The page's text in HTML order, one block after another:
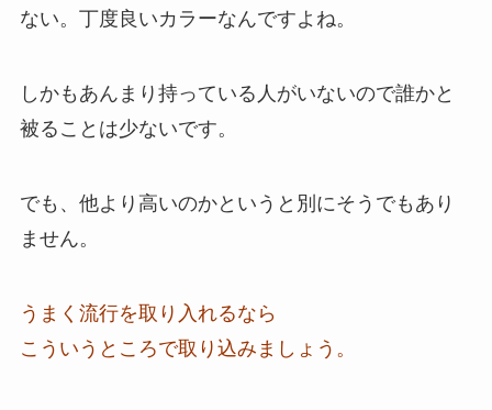
ない。丁度良いカラーなんですよね。
しかもあんまり持っている人がいないので誰かと
被ることは少ないです。
でも、他より高いのかというと別にそうでもあり
ません。
うまく流行を取り入れるなら
こういうところで取り込みましょう。